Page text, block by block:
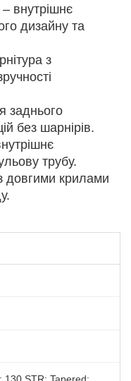
– внутрішнє
дизайну та
з
заднього
без шарнірів.
трубу.
довгими крилами